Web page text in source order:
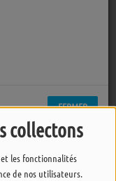
collectons
les fonctionnalités
de nos utilisateurs.
Les Inattendus en concert le 12 avril
Les
le 12
FERMER